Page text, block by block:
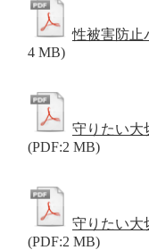
性被害防止
4 MB)
守りたい大
(PDF:2 MB)
守りたい大
(PDF:2 MB)